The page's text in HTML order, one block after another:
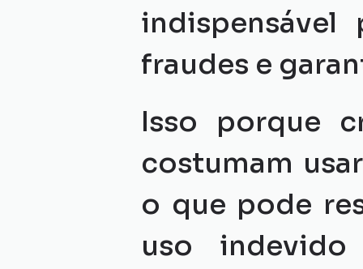
fraudes e
Isso porque
costumam
o que pode
uso